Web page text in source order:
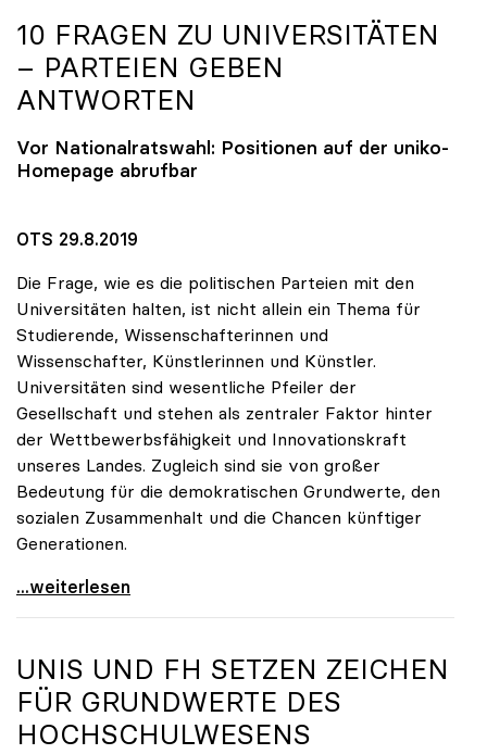
10 FRAGEN ZU UNIVERSITÄTEN
– PARTEIEN GEBEN
ANTWORTEN
Vor Nationalratswahl: Positionen auf der uniko-
Homepage abrufbar
OTS 29.8.2019
Die Frage, wie es die politischen Parteien mit den
Universitäten halten, ist nicht allein ein Thema für
Studierende, Wissenschafterinnen und
Wissenschafter, Künstlerinnen und Künstler.
Universitäten sind wesentliche Pfeiler der
Gesellschaft und stehen als zentraler Faktor hinter
der Wettbewerbsfähigkeit und Innovationskraft
unseres Landes. Zugleich sind sie von großer
Bedeutung für die demokratischen Grundwerte, den
sozialen Zusammenhalt und die Chancen künftiger
Generationen.
10 Fragen zu Universitäten – Parteien geben
...weiterlesen
UNIS UND FH SETZEN ZEICHEN
FÜR GRUNDWERTE DES
HOCHSCHULWESENS